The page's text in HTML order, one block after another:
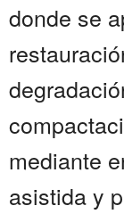
donde se
mediante
asistida y